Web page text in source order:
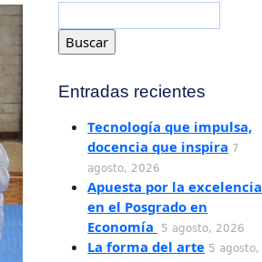
Entradas recientes
Tecnología que impulsa,
docencia que inspira 7
agosto, 2026
Apuesta por la excelencia
en el Posgrado en
Economía
5 agosto, 2026
La forma del arte 5 agosto,